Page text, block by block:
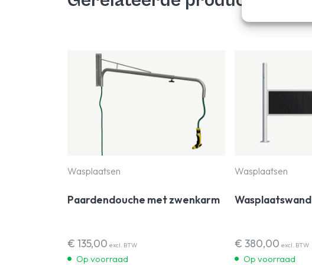
Wasplaatsen
Paardendouche met zwenkarm
€ 135,00 excl. BTW
Op voorraad
Wasplaatsen
Wasplaatswand
€ 380,00 excl. BTW
Op voorraad